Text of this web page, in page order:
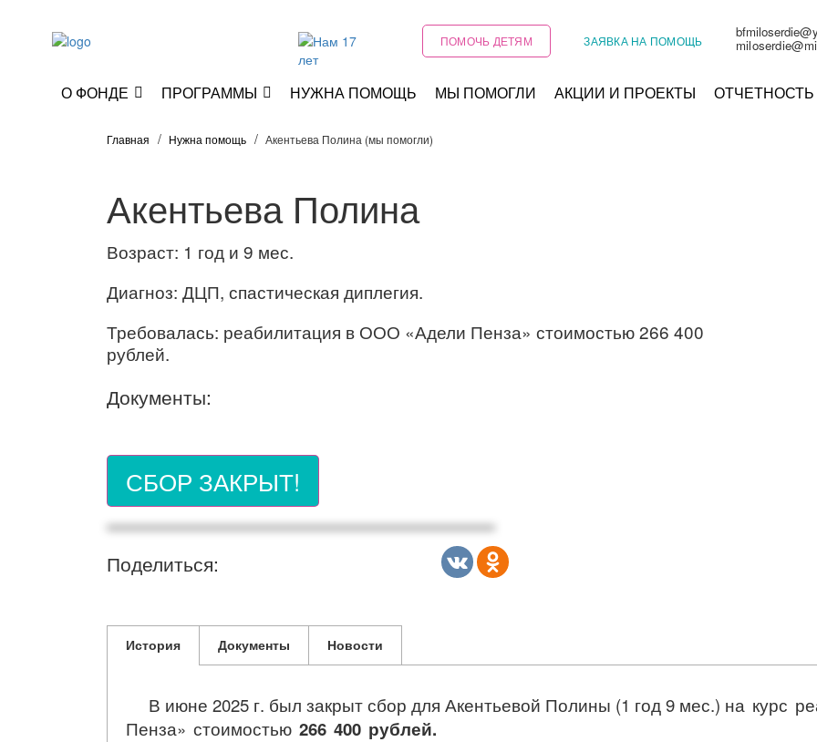
ПОМОЧЬ ДЕТЯМ ЗАЯВКА НА ПОМОЩЬ
О ФОНДЕ ПРОГРАММЫ НУЖНА ПОМОЩЬ МЫ ПОМОГЛИ АКЦИИ И ПРОЕКТЫ ОТЧЕТНОСТЬ
Главная Нужна помощь Акентьева Полина (мы помогли)
Акентьева Полина
Возраст: 1 год и 9 мес.
Диагноз: ДЦП, спастическая диплегия.
Требовалась: реабилитация в ООО «Адели Пенза» стоимостью 266 400
рублей.
Документы:
СБОР ЗАКРЫТ!
Поделиться:
История Документы Новости
В июне 2025 г. был закрыт сбор для Акентьевой Полины (1 год 9 мес.) на курс
Пенза» стоимостью 266 400 рублей.